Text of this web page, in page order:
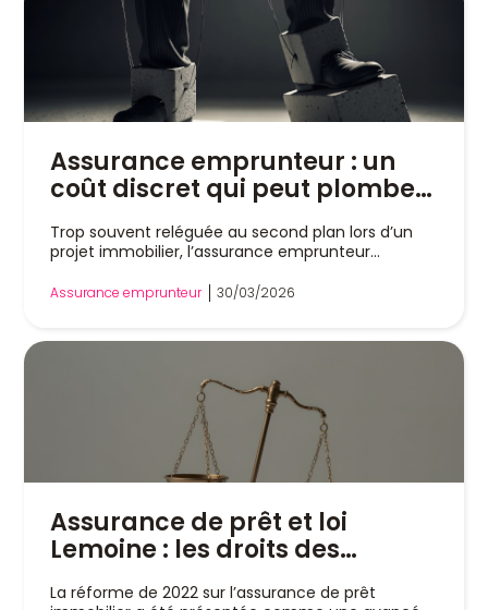
Assurance emprunteur : un
coût discret qui peut plomber
votre prêt immobilier en 2026
Trop souvent reléguée au second plan lors d’un
projet immobilier, l’assurance emprunteur
Assurance emprunteur 30/03/2026
Assurance de prêt et loi
Lemoine : les droits des
La réforme de 2022 sur l’assurance de prêt